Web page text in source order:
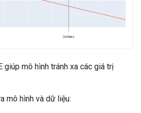
giúp mô hình tránh xa các giá trị
mô hình và dữ liệu: